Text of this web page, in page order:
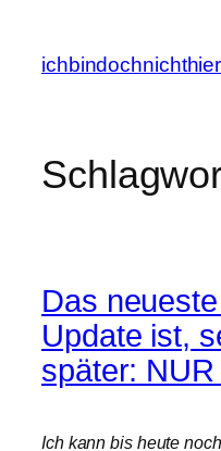
springen
Das
Update ist,
später: NUR
Ich kann bis heute